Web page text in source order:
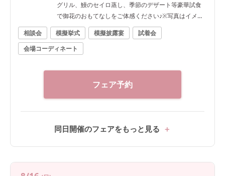
グリル、鰻のセイロ蒸し、季節のデザート等豪華試食
で御花のおもてなしをご体感ください♪※写真はイメー
ジです
相談会 模擬挙式 模擬披露宴
試着会
会場コーディネート
フェア予約
同日開催のフェアをもっと見る